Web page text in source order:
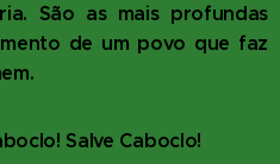
São as mais profundas
de um povo que faz
Salve Caboclo!